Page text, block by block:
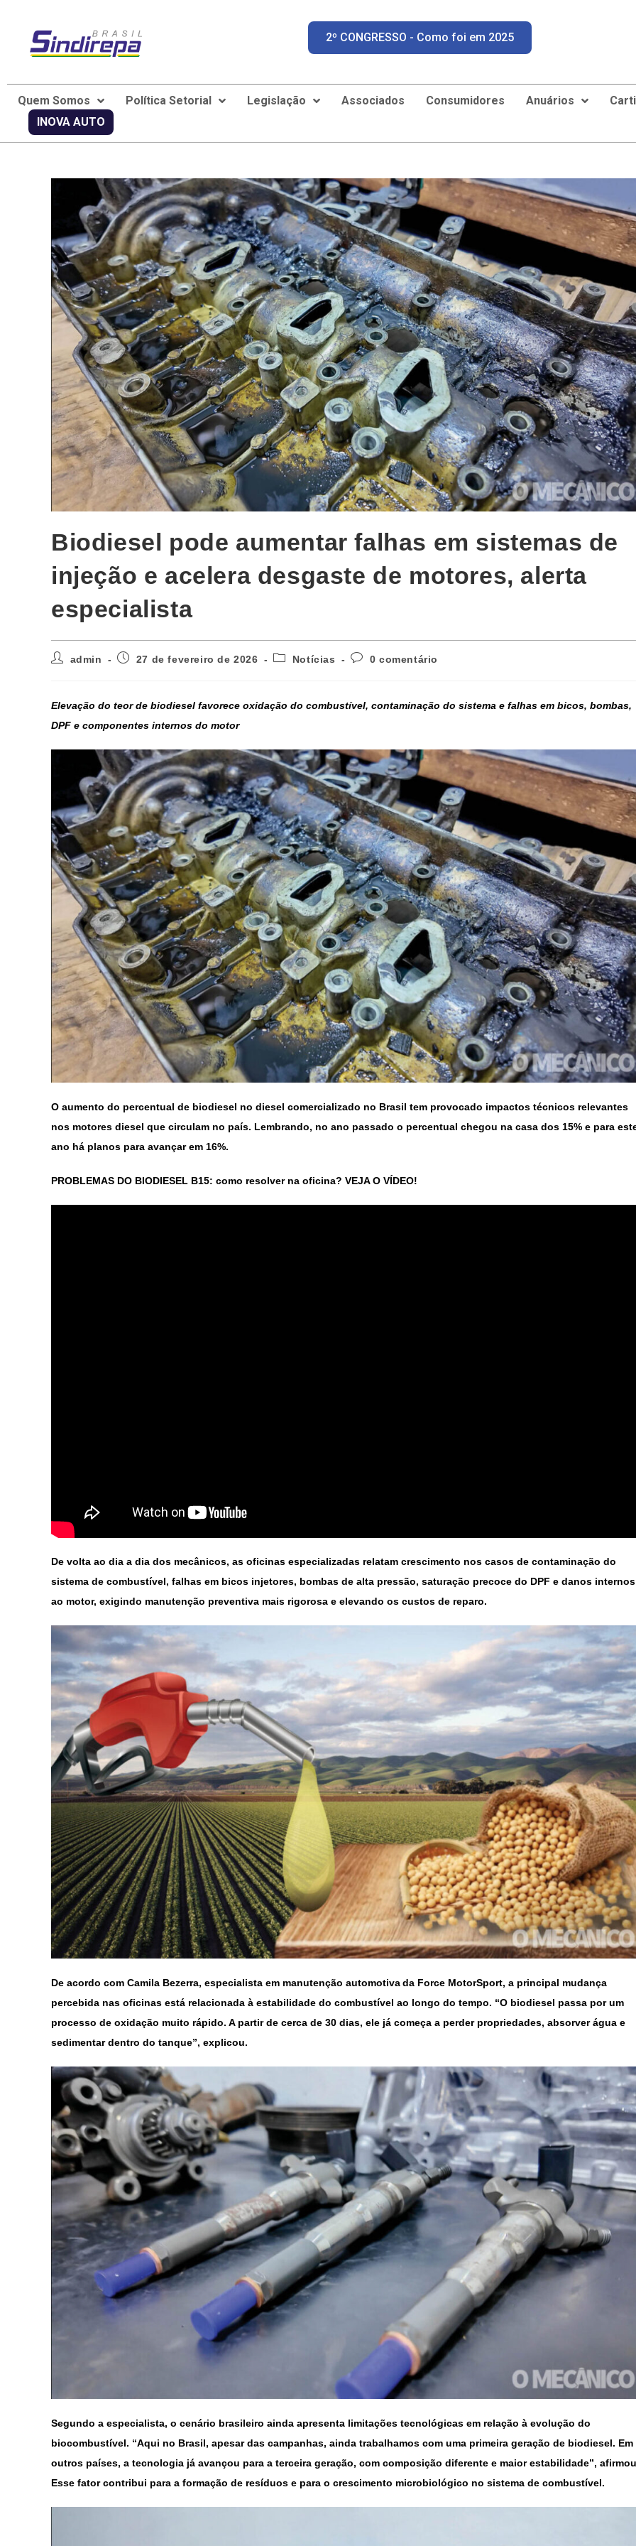
2º CONGRESSO - Como foi em 2025
Quem Somos Política Setorial Legislação Associados Consumidores Anuários
INOVA AUTO
Biodiesel pode aumentar falhas em sistemas de
injeção e acelera desgaste de motores, alerta
especialista
admin 27 de fevereiro de 2026 Notícias 0 comentário
Elevação do teor de biodiesel favorece oxidação do combustível, contaminação do sistema e falhas em bicos, bombas,
DPF e componentes internos do motor
O aumento do percentual de biodiesel no diesel comercializado no Brasil tem provocado impactos técnicos relevantes
nos motores diesel que circulam no país. Lembrando, no ano passado o percentual chegou na casa dos 15% e para
ano há planos para avançar em 16%.
PROBLEMAS DO BIODIESEL B15: como resolver na oficina? VEJA O VÍDEO!
De volta ao dia a dia dos mecânicos, as oficinas especializadas relatam crescimento nos casos de contaminação do
sistema de combustível, falhas em bicos injetores, bombas de alta pressão, saturação precoce do DPF e danos internos
ao motor, exigindo manutenção preventiva mais rigorosa e elevando os custos de reparo.
De acordo com Camila Bezerra, especialista em manutenção automotiva da Force MotorSport, a principal mudança
percebida nas oficinas está relacionada à estabilidade do combustível ao longo do tempo. “O biodiesel passa por um
processo de oxidação muito rápido. A partir de cerca de 30 dias, ele já começa a perder propriedades, absorver água e
sedimentar dentro do tanque”, explicou.
Segundo a especialista, o cenário brasileiro ainda apresenta limitações tecnológicas em relação à evolução do
biocombustível. “Aqui no Brasil, apesar das campanhas, ainda trabalhamos com uma primeira geração de biodiesel. Em
outros países, a tecnologia já avançou para a terceira geração, com composição diferente e maior estabilidade”,
Esse fator contribui para a formação de resíduos e para o crescimento microbiológico no sistema de combustível.